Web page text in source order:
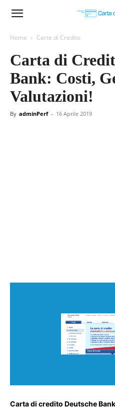
Carta
Credito
Home Carte di Credito
Carta di
Bank: Costi,
Valutazioni!
By adminPerf - 16 Aprile 2019
Carta di credito Deutsche Bank